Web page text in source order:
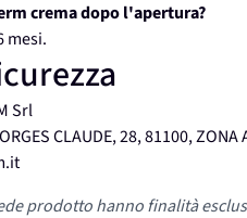
crema dopo l'apertura?
mesi.
Srl
CLAUDE, 28, 81100, ZONA
prodotto hanno finalità